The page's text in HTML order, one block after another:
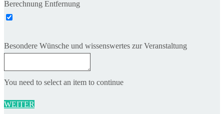
Berechnung Entfernung
Besondere Wünsche und wissenswertes zur Veranstaltung
You need to select an item to continue
WEITER